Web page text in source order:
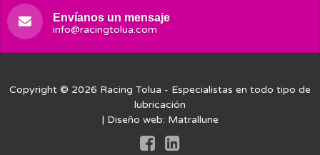
Envíanos un mensaje
info@racingtolua.com
Copyright © 2026 Racing Tolua - Especialistas en todo tipo de
lubricación
| Diseño web: Matrallune